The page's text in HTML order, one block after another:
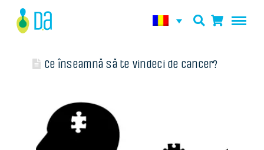
Ce înseamnă să te vindeci de cancer?